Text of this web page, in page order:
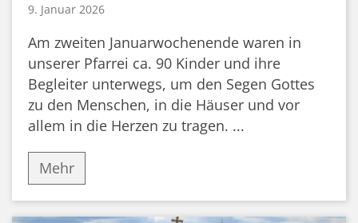
9. Januar 2026
Am zweiten Januarwochenende waren in
unserer Pfarrei ca. 90 Kinder und ihre
Begleiter unterwegs, um den Segen Gottes
zu den Menschen, in die Häuser und vor
allem in die Herzen zu tragen. ...
Mehr